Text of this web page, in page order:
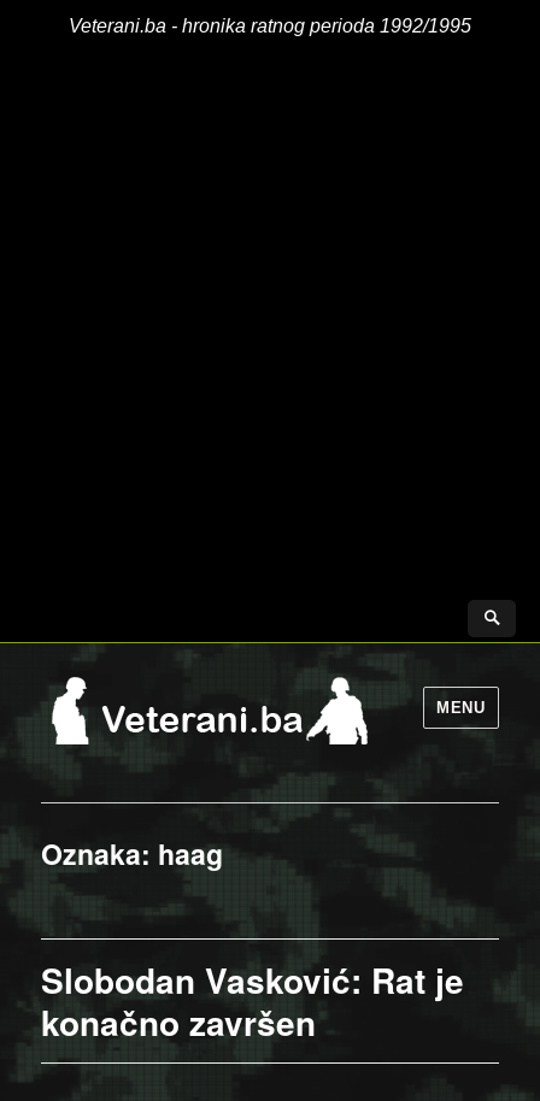
Veterani.ba - hronika ratnog perioda 1992/1995
MENU
Oznaka: haag
Slobodan Vasković: Rat je
konačno završen